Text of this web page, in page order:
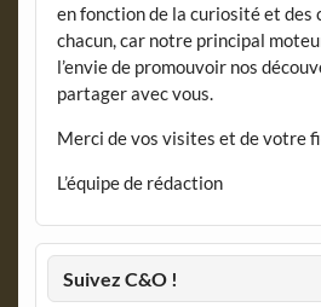
en fonction de la curiosité et des
chacun, car notre principal
l’envie de promouvoir nos
partager avec vous.
Merci de vos visites et de votre
L’équipe de rédaction
Suivez C&O !